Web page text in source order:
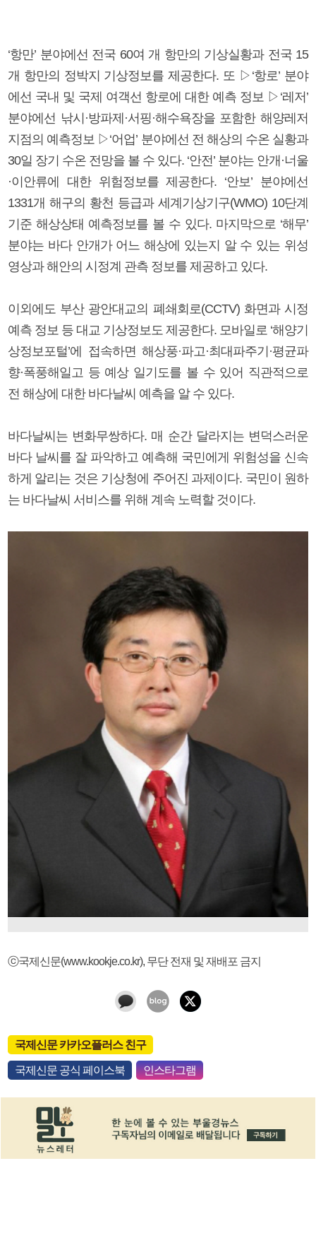
‘항만’ 분야에선 전국 60여 개 항만의 기상실황과 전국 15
개 항만의 정박지 기상정보를 제공한다. 또 ▷‘항로’ 분야
에선 국내 및 국제 여객선 항로에 대한 예측 정보 ▷‘레저’
분야에선 낚시·방파제·서핑·해수욕장을 포함한 해양레저
지점의 예측정보 ▷‘어업’ 분야에선 전 해상의 수온 실황과
30일 장기 수온 전망을 볼 수 있다. ‘안전’ 분야는 안개·너울
·이안류에 대한 위험정보를 제공한다. ‘안보’ 분야에선
1331개 해구의 황천 등급과 세계기상기구(WMO) 10단계
기준 해상상태 예측정보를 볼 수 있다. 마지막으로 ‘해무’
분야는 바다 안개가 어느 해상에 있는지 알 수 있는 위성
영상과 해안의 시정계 관측 정보를 제공하고 있다.
이외에도 부산 광안대교의 폐쇄회로(CCTV) 화면과 시정
예측 정보 등 대교 기상정보도 제공한다. 모바일로 ‘해양기
상정보포털’에 접속하면 해상풍·파고·최대파주기·평균파
향·폭풍해일고 등 예상 일기도를 볼 수 있어 직관적으로
전 해상에 대한 바다날씨 예측을 알 수 있다.
바다날씨는 변화무쌍하다. 매 순간 달라지는 변덕스러운
바다 날씨를 잘 파악하고 예측해 국민에게 위험성을 신속
하게 알리는 것은 기상청에 주어진 과제이다. 국민이 원하
는 바다날씨 서비스를 위해 계속 노력할 것이다.
ⓒ국제신문(www.kookje.co.kr), 무단 전재 및 재배포 금지
국제신문 카카오플러스 친구
국제신문 공식 페이스북 인스타그램